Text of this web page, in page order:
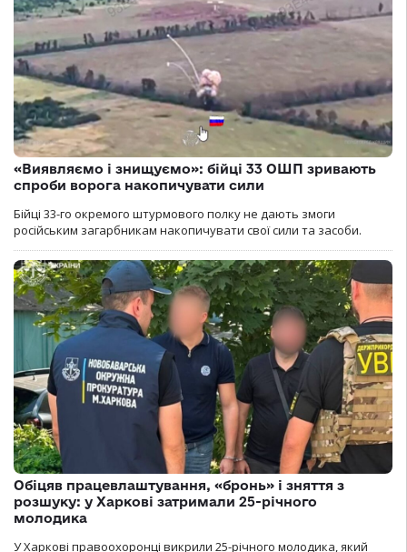
«Виявляємо і знищуємо»: бійці 33 ОШП зривають
спроби ворога накопичувати сили
Бійці 33-го окремого штурмового полку не дають змоги
російським загарбникам накопичувати свої сили та засоби.
Обіцяв працевлаштування, «бронь» і зняття з
розшуку: у Харкові затримали 25-річного
молодика
У Харкові правоохоронці викрили 25-річного молодика, який